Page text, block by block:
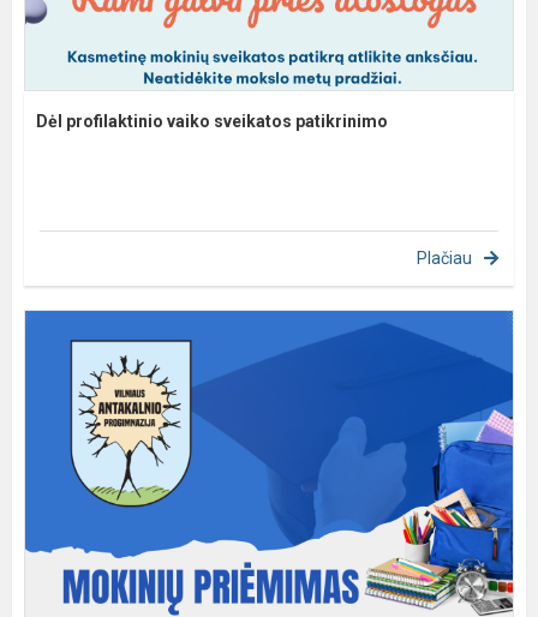
Dėl profilaktinio vaiko sveikatos patikrinimo
Plačiau